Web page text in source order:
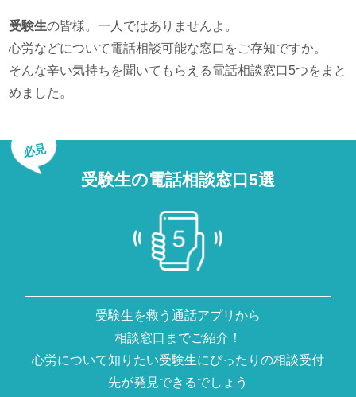
受験生の皆様。一人ではありませんよ。
心労などについて電話相談可能な窓口をご存知ですか。
そんな辛い気持ちを聞いてもらえる電話相談窓口5つをまと
めました。
必見
受験生の電話相談窓口5選
受験生を救う通話アプリから
相談窓口までご紹介！
心労について知りたい受験生にぴったりの相談受付
先が発見できるでしょう